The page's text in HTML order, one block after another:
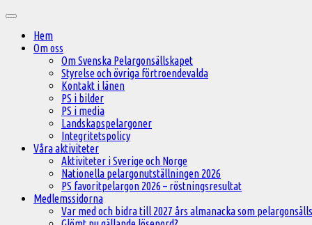
innehåll
Huvudmeny
Hem
Om oss
Om Svenska Pelargonsällskapet
Styrelse och övriga förtroendevalda
Kontakt i länen
PS i bilder
PS i media
Landskapspelargoner
Integritetspolicy
Våra aktiviteter
Aktiviteter i Sverige och Norge
Nationella pelargonutställningen 2026
PS favoritpelargon 2026 – röstningsresultat
Medlemssidorna
Var med och bidra till 2027 års almanacka som